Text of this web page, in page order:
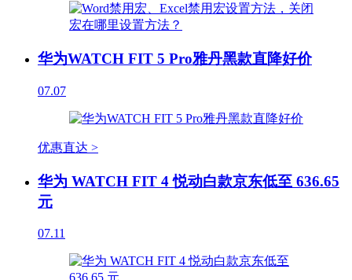
华为WATCH FIT 5 Pro雅丹黑款直降好价
07.07
优惠直达 >
华为 WATCH FIT 4 悦动白款京东低至 636.65
元
07.11